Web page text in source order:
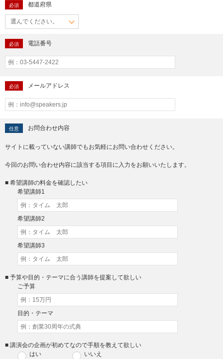
必須 都道府県
必須 電話番号
必須 メールアドレス
任意 お問合わせ内容
サイトに載っていない講師でもお気軽にお問い合わせください。
今回のお問い合わせ内容に該当する項目に入力をお願いいたします。
■ 希望講師の料金を確認したい
希望講師1
希望講師2
希望講師3
■ 予算や目的・テーマに合う講師を提案して欲しい
ご予算
目的・テーマ
■ 講演会の企画が初めてなので手順を教えて欲しい
はい
いいえ